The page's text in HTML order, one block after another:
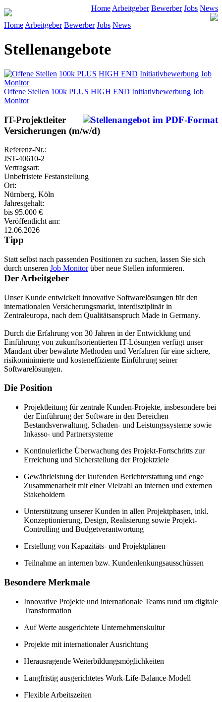
Home Arbeitgeber Bewerber Jobs News
Home Arbeitgeber Bewerber Jobs News
Stellenangebote
Offene Stellen 100k PLUS HIGH END Initiativbewerbung Job
Monitor
Offene Stellen 100k PLUS HIGH END Initiativbewerbung Job
Monitor
IT-Projektleiter
Versicherungen (m/w/d)
Referenz-Nr.:
JST-40610-2
Vertragsart:
Unbefristete Festanstellung
Ort:
Nürnberg, Köln
Jahresgehalt:
bis 95.000 €
Veröffentlicht am:
12.06.2026
Tipp
Statt selbst nach passenden Positionen zu suchen, lassen Sie sich
durch unseren Job Monitorüber neue Stellen informieren.
Der Arbeitgeber
Unser Kunde entwickelt innovative Softwarelösungen für den
internationalen Versicherungsmarkt, interdisziplinär in
Zentraleuropa, nach dem Qualitätsanspruch Made in Germany.
Durch die Erfahrung von 30 Jahren in der Entwicklung und
Einführung von zukunftsorientierten IT-Lösungen verfügt unser
Mandant über bewährte Methoden und Verfahren für eine sichere,
risikominimierte und kosteneffiziente Einführung seiner
Softwarelösungen.
Die Position
Projektleitung für zentrale Kunden-Projekte, insbesondere bei
der Einführung der Software in den Bereichen
Bestandsverwaltung, Schaden- und Leistungssysteme sowie
Inkasso- und Partnersysteme
Kontinuierliche Überwachung des Projekt-Fortschritts zur
Erreichung und Sicherstellung der Projektziele
Gewährleistung der laufenden Berichterstattung und enge
Zusammenarbeit mit einer Vielzahl an internen und externen
Stakeholdern
Unterstützung unserer Kunden in allen Projektphasen, inkl.
Konzeptionierung, Design, Realisierung sowie Projekt-
Controlling und Budgetverantwortung
Erstellung von Kapazitäts- und Projektplänen
Teilnahme an internen bzw. Kundenlenkungsausschüssen
Besondere Merkmale
Innovative Projekte und internationale Teams rund um digitale
Transformation
Auf Werte ausgerichtete Unternehmenskultur
Projekte mit internationaler Ausrichtung
Herausragende Weiterbildungsmöglichkeiten
Langfristig ausgerichtetes Work-Life-Balance-Modell
Flexible Arbeitszeiten